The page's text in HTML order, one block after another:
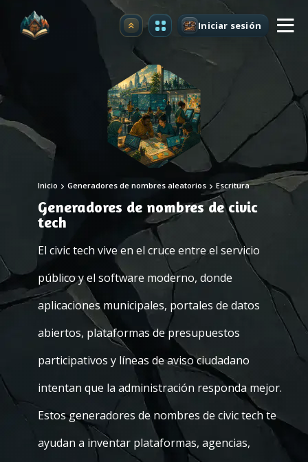
Mejorar Iniciar sesión
Inicio Generadores de nombres aleatorios Escritura
Generadores de nombres de civic
tech
El civic tech vive en el cruce entre el servicio
público y el software moderno, donde
aplicaciones municipales, portales de datos
abiertos, plataformas de presupuestos
participativos y líneas de aviso ciudadano
intentan que la administración responda mejor.
Estos generadores de nombres de civic tech te
ayudan a inventar plataformas, agencias,